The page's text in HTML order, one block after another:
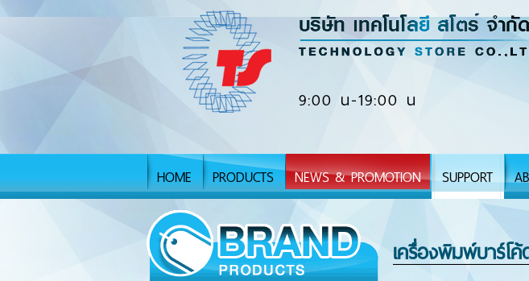
9:00 น-19:00 น
HOME PRODUCTS NEWS & PROMOTION SUPPORT
เครื่องพิมพ์บาร์โค้